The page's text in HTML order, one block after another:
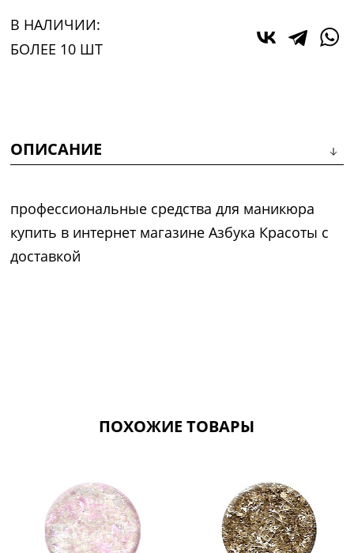
В НАЛИЧИИ:
БОЛЕЕ 10 ШТ
ОПИСАНИЕ
профессиональные средства для маникюра
купить в интернет магазине Азбука Красоты с
доставкой
ПОХОЖИЕ ТОВАРЫ